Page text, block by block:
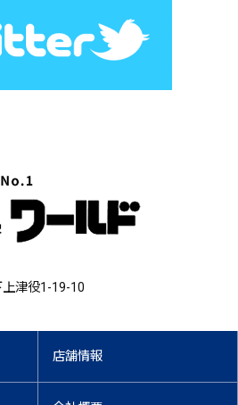
津役1-19-10
店舗情報